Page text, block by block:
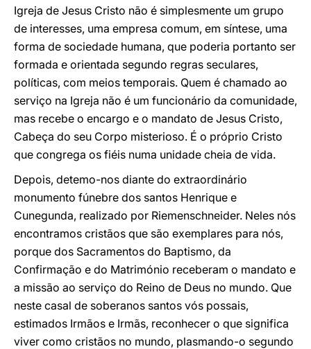
Igreja de Jesus Cristo não é simplesmente um grupo
de interesses, uma empresa comum, em síntese, uma
forma de sociedade humana, que poderia portanto ser
formada e orientada segundo regras seculares,
políticas, com meios temporais. Quem é chamado ao
serviço na Igreja não é um funcionário da comunidade,
mas recebe o encargo e o mandato de Jesus Cristo,
Cabeça do seu Corpo misterioso. É o próprio Cristo
que congrega os fiéis numa unidade cheia de vida.
Depois, detemo-nos diante do extraordinário
monumento fúnebre dos santos Henrique e
Cunegunda, realizado por Riemenschneider. Neles nós
encontramos cristãos que são exemplares para nós,
porque dos Sacramentos do Baptismo, da
Confirmação e do Matrimónio receberam o mandato e
a missão ao serviço do Reino de Deus no mundo. Que
neste casal de soberanos santos vós possais,
estimados Irmãos e Irmãs, reconhecer o que significa
viver como cristãos no mundo, plasmando-o segundo